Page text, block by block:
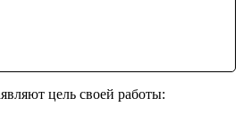
цель своей работы: